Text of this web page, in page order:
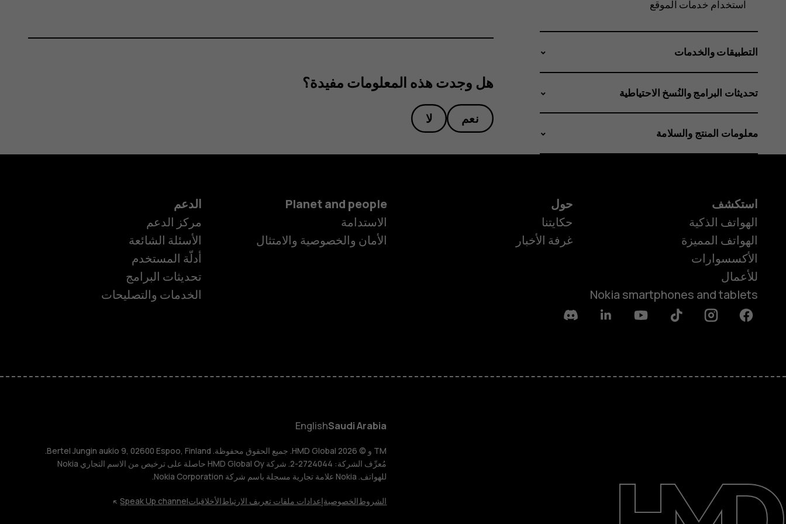
الهواتف الذكية
HMD Terra M
HMD DUB
HMD Watch
للأعمال
الدعم
Saudi Arabia
English
هل وجدت هذه المعلومات مفيدة؟
نعم لا
استخدام خدمات الموقع
التطبيقات والخدمات
تحديثات البرامج والنُسخ الاحتياطية
معلومات المنتج والسلامة
استكشف
الهواتف الذكية
الهواتف المميزة
الأكسسوارات
للأعمال
Nokia smartphones and tablets
حول
حكايتنا
غرفة الأخبار
Planet and people
الاستدامة
الأمان والخصوصية والامتثال
الدعم
مركز الدعم
الأسئلة الشائعة
أدلّة المستخدم
تحديثات البرامج
الخدمات والتصليحات
Facebook
Instagram
Tiktok
Youtube
Linkedin
Discord
Saudi Arabia
English
TM و © 2026 HMD Global. جميع الحقوق محفوظة. Bertel Jungin aukio 9, 02600 Espoo, Finland.
مُعرِّف الشركة: 2724044-2. شركة HMD Global Oy حاصلة على ترخيص من الاسم التجاري Nokia
للهواتف. Nokia علامة تجارية مسجلة باسم شركة Nokia Corporation.
الشروطالخصوصيةإعدادات ملفات تعريف الارتباطالأخلاقياتSpeak Up channel